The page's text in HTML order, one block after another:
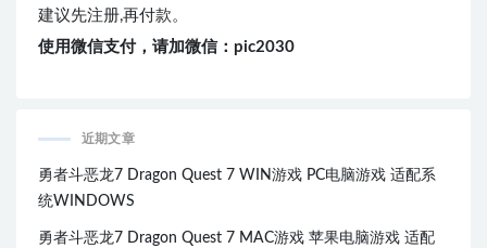
建议先注册,再付款。
使用微信支付，请加微信：pic2030
近期文章
勇者斗恶龙7 Dragon Quest 7 WIN游戏 PC电脑游戏 适配系
统WINDOWS
勇者斗恶龙7 Dragon Quest 7 MAC游戏 苹果电脑游戏 适配